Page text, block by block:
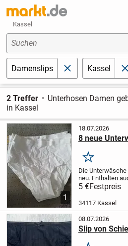
Kassel
Suchen
Damenslips schließen
Kassel
2 Treffer
Unterhosen Damen
in Kassel
1
18.07.2026
8 neue
Merken
Die
neu. Enthalten
Gebrauchsspuren.
gerne schreiben!
5 €Festpreis
34117 Kassel
08.07.2026
Slip von